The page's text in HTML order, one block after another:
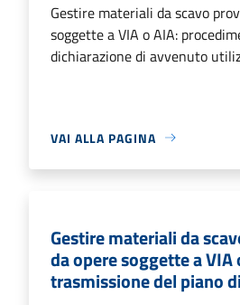
Gestire materiali da scavo
soggette a VIA o AIA:
dichiarazione di avvenuto
VAI ALLA PAGINA
Gestire materiali da
da opere soggette a VIA
trasmissione del piano